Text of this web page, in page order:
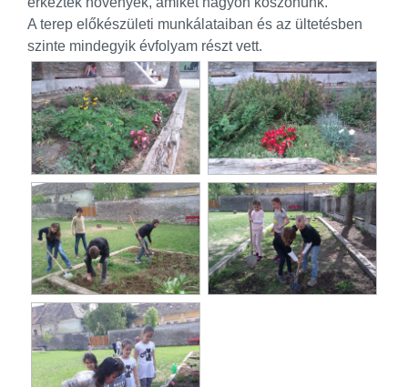
A terep előkészületi munkálataiban és az ültetésben
szinte mindegyik évfolyam részt vett.